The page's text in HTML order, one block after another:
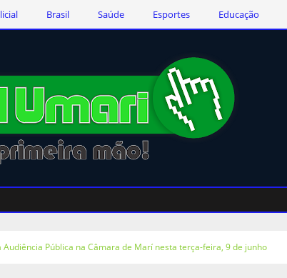
Brasil Saúde Esportes Educação
Pública na Câmara de Marí nesta terça-feira, 9 de junho